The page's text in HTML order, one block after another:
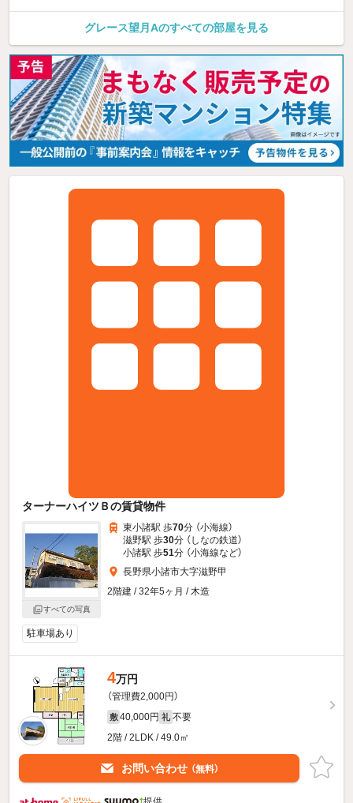
グレース望月Aのすべての部屋を見る
ターナーハイツＢの賃貸物件
すべての写真
東小諸駅 歩70分 （小海線）
滋野駅 歩30分 （しなの鉄道）
小諸駅 歩51分 （小海線など）
長野県小諸市大字滋野甲
2階建 / 32年5ヶ月 / 木造
駐車場あり
4万円
（管理費2,000円）
敷 40,000円 礼 不要
2階 / 2LDK / 49.0㎡
お問い合わせ （無料）